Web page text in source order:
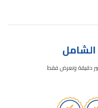
دقيقة ونعرض فقط